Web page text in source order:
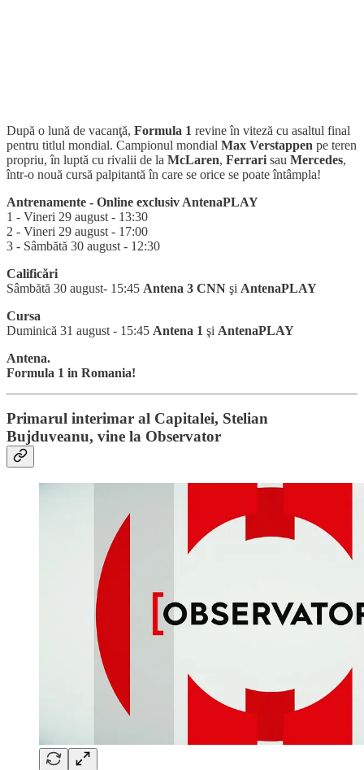
După o lună de vacanţă, Formula 1 revine în viteză cu asaltul final
pentru titlul mondial. Campionul mondial Max Verstappen pe teren
propriu, în luptă cu rivalii de la McLaren, Ferrari sau Mercedes,
într-o nouă cursă palpitantă în care se orice se poate întâmpla!
Antrenamente - Online exclusiv AntenaPLAY
1 - Vineri 29 august - 13:30
2 - Vineri 29 august - 17:00
3 - Sâmbătă 30 august - 12:30
Calificări
Sâmbătă 30 august- 15:45 Antena 3 CNN şi AntenaPLAY
Cursa
Duminică 31 august - 15:45 Antena 1 şi AntenaPLAY
Antena.
Formula 1 in Romania!
Primarul interimar al Capitalei, Stelian
Bujduveanu, vine la Observator